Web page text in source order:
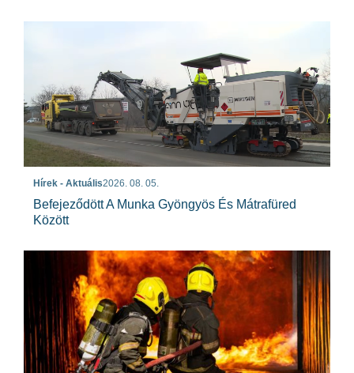
Hírek - Aktuális2026. 08. 05.
Befejeződött A Munka Gyöngyös És Mátrafüred
Között